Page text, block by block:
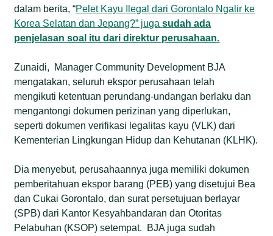
dalam berita, “Pelet Kayu Ilegal dari Gorontalo Ngalir ke
Korea Selatan dan Jepang?” jugasudah ada
penjelasan soal itu dari direktur perusahaan.
Zunaidi, Manager Community Development BJA
mengatakan, seluruh ekspor perusahaan telah
mengikuti ketentuan perundang-undangan berlaku dan
mengantongi dokumen perizinan yang diperlukan,
seperti dokumen verifikasi legalitas kayu (VLK) dari
Kementerian Lingkungan Hidup dan Kehutanan (KLHK).
Dia menyebut, perusahaannya juga memiliki dokumen
pemberitahuan ekspor barang (PEB) yang disetujui Bea
dan Cukai Gorontalo, dan surat persetujuan berlayar
(SPB) dari Kantor Kesyahbandaran dan Otoritas
Pelabuhan (KSOP) setempat. BJA juga sudah